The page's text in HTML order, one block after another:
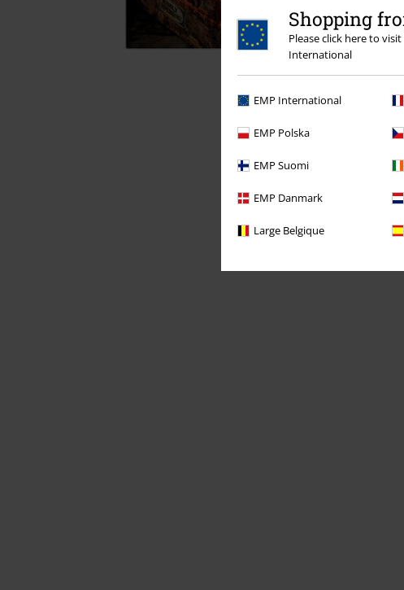
Shopping
Please click here to
International
EMP International
EMP Polska
EMP Suomi
EMP Danmark
Large Belgique